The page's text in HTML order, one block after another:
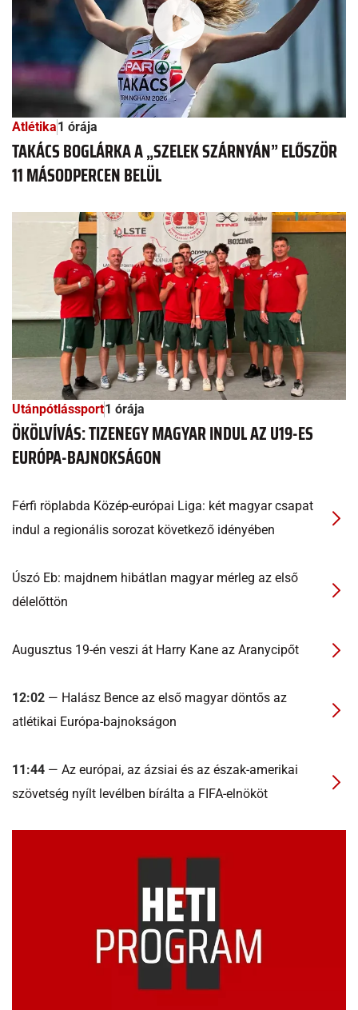
Atlétika1 órája
TAKÁCS BOGLÁRKA A „SZELEK SZÁRNYÁN” ELŐSZÖR
11 MÁSODPERCEN BELÜL
Utánpótlássport1 órája
ÖKÖLVÍVÁS: TIZENEGY MAGYAR INDUL AZ U19-ES
EURÓPA-BAJNOKSÁGON
Férfi röplabda Közép-európai Liga: két magyar csapat
indul a regionális sorozat következő idényében
Úszó Eb: majdnem hibátlan magyar mérleg az első
délelőttön
Augusztus 19-én veszi át Harry Kane az Aranycipőt
12:02 — Halász Bence az első magyar döntős az
atlétikai Európa-bajnokságon
11:44 — Az európai, az ázsiai és az észak-amerikai
szövetség nyílt levélben bírálta a FIFA-elnököt